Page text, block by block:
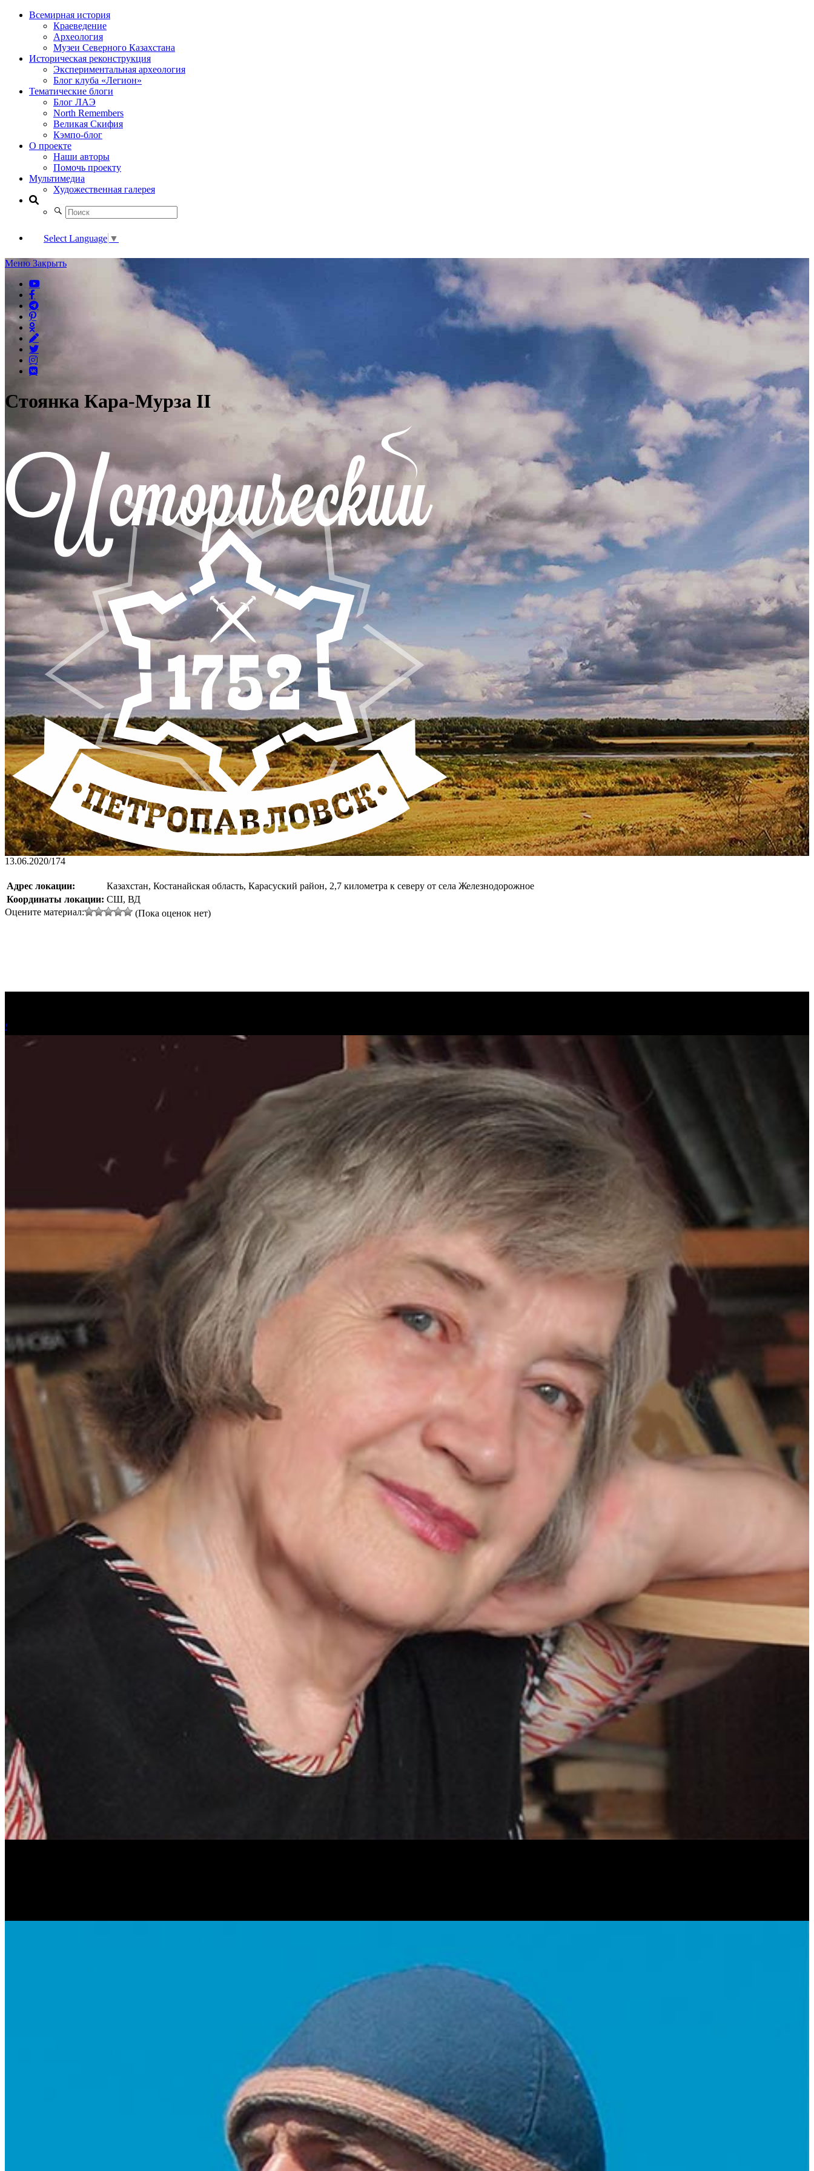
Всемирная история
Краеведение
Археология
Музеи Северного Казахстана
Историческая реконструкция
Экспериментальная археология
Блог клуба «Легион»
Тематические блоги
Блог ЛАЭ
North Remembers
Великая Скифия
Кэмпо-блог
О проекте
Наши авторы
Помочь проекту
Мультимедиа
Художественная галерея
Select Language ▼
Меню Закрыть
Стоянка Кара-Мурза II
13.06.2020/174
Адрес локации:
Казахстан, Костанайская область, Карасуский район, 2,7 километра к северу от села Железнодорожное
Координаты локации: СШ, ВД
Оцените материал:
(Пока оценок нет)
!